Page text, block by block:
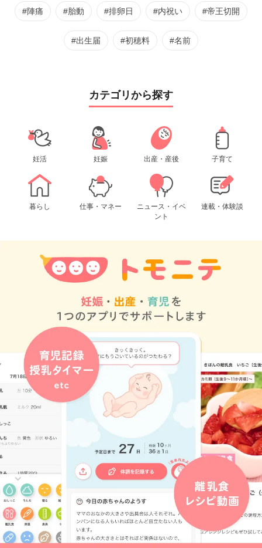
#陣痛 #胎動 #排卵日 #内祝い #帝王切開
#出生届 #初穂料 #名前
カテゴリから探す
妊活 妊娠 出産・産後 子育て
暮らし 仕事・マネー
ニュース・イベ
ント
連載・体験談